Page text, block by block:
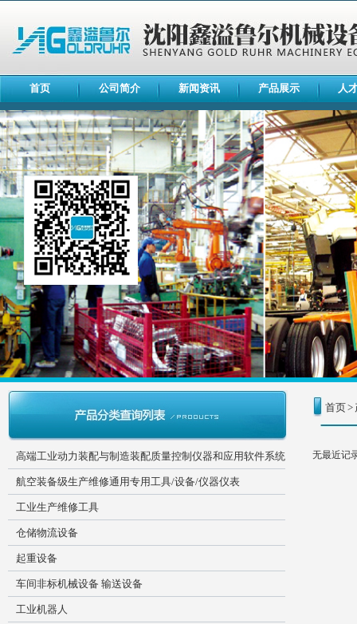
首页 公司简介 新闻资讯 产品展示 人
高端工业动力装配与制造装配质量控制仪器和应用软件系统
航空装备级生产维修通用专用工具/设备/仪器仪表
工业生产维修工具
仓储物流设备
起重设备
车间非标机械设备 输送设备
工业机器人
首页>
无最近记